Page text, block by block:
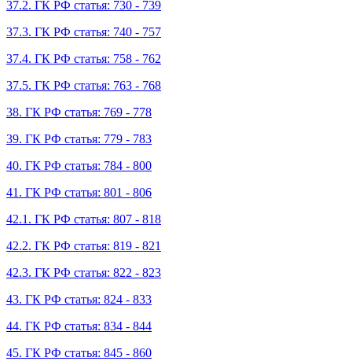
37.2. ГК РФ статья: 730 - 739
37.3. ГК РФ статья: 740 - 757
37.4. ГК РФ статья: 758 - 762
37.5. ГК РФ статья: 763 - 768
38. ГК РФ статья: 769 - 778
39. ГК РФ статья: 779 - 783
40. ГК РФ статья: 784 - 800
41. ГК РФ статья: 801 - 806
42.1. ГК РФ статья: 807 - 818
42.2. ГК РФ статья: 819 - 821
42.3. ГК РФ статья: 822 - 823
43. ГК РФ статья: 824 - 833
44. ГК РФ статья: 834 - 844
45. ГК РФ статья: 845 - 860